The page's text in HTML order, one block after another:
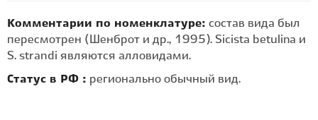
Комментарии по номенклатуре: состав вида был
пересмотрен (Шенброт и др., 1995). Sicista betulina и
S. strandi являются алловидами.
Статус в РФ : регионально обычный вид.